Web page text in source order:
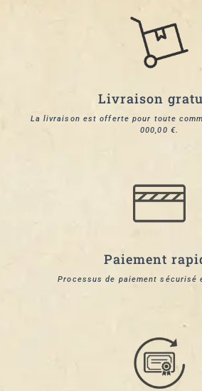
Livraison
La livraison est offerte pour toute
000,00 €.
Paiement
Processus de paiement sécurisé